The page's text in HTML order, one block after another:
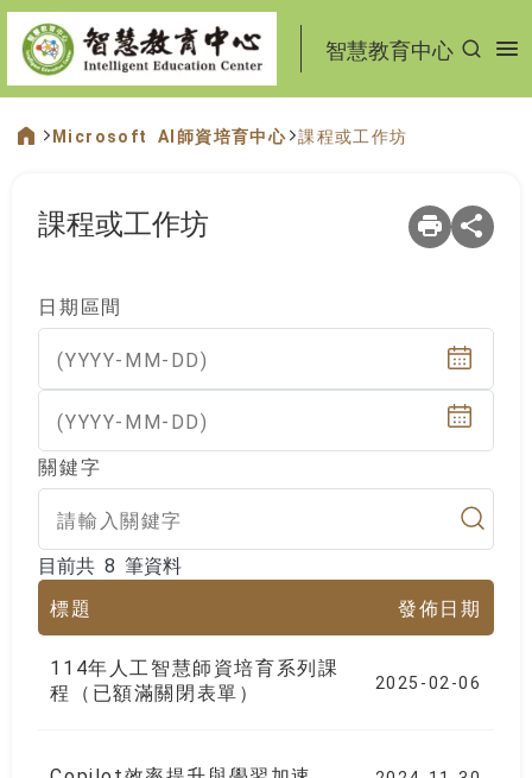
:::
智慧教育中心
Microsoft AI師資培育中心 課程或工作坊
課程或工作坊
日期區間
(YYYY-MM-DD)
(YYYY-MM-DD)
關鍵字
目前共 8 筆資料
目前共 8 筆資料
標題 發佈日期
114年人工智慧師資培育系列課
程（已額滿關閉表單）
2025-02-06
Copilot效率提升與學習加速